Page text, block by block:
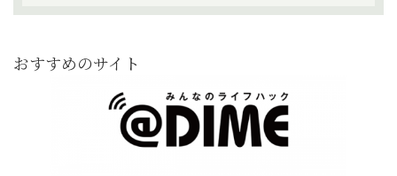
おすすめのサイト